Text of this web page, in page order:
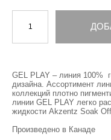
GEL PLAY – линия 100%
дизайна. Ассортимент
коллекций плотно
линии GEL PLAY легко
жидкости Akzentz Soak Off.
Произведено в Канаде